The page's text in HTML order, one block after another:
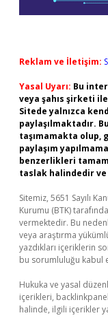
Reklam ve İletişim:
Yasal Uyarı: Bu
veya şahıs şirketi
Sitede yalnızca
paylaşılmaktadır.
taşımamakta olup,
paylaşım
benzerlikleri
taslak halindedir
Sitemiz, 5651 Sayılı
Kurumu (BTK)
vermektedir. Bu
veya araştırma
yazdıkları içeriklerin
bu sorumluluğu kabul
Hukuka ve yasal
içerikleri,
halinde, ilgili içerikler